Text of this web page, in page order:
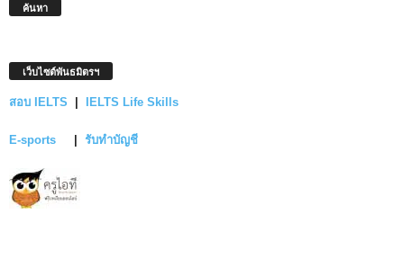
ค้นหา
เว็บไซต์พันธมิตรฯ
สอบ IELTS IELTS Life Skills
E-sports รับทำบัญชี